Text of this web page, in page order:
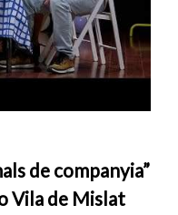
de companyia”
Vila de Mislat